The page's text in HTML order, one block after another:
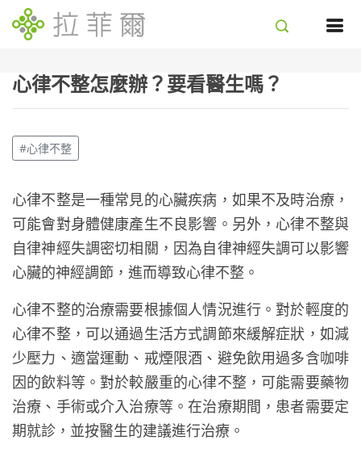
心律不整怎麼辦？要看醫生嗎？
#心律不整
心律不整是一種常見的心臟疾病，如果不及時治療，
可能會對身體健康產生不良影響。另外，心律不整與
自律神經失調密切相關，因為自律神經失調可以影響
心臟的神經調節，進而導致心律不整。
心律不整的治療需要根據個人情況進行。對於輕度的
心律不整，可以通過生活方式調節來緩解症狀，如減
少壓力、適當運動、戒煙限酒、避免飲用過多含咖啡
因的飲料等。對於較嚴重的心律不整，可能需要藥物
治療、手術或介入治療等。在治療期間，患者需要定
期就診，並按醫生的建議進行治療。